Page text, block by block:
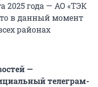
2025 года — АО «ТЭК
в данный момент
районах
—
телеграм-